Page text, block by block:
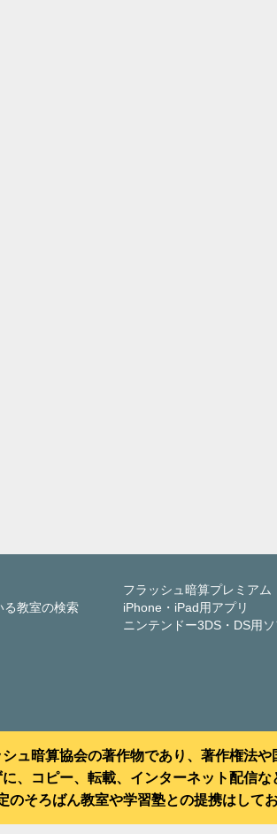
る教室の検索
フラッシュ暗算プレミアム
iPhone・iPad用アプリ
ニンテンドー3DS・DS用ソ
ュ暗算協会の著作物であり、著作権法や
、コピー、転載、インターネット配信な
のそろばん教室や学習塾との提携はしてお